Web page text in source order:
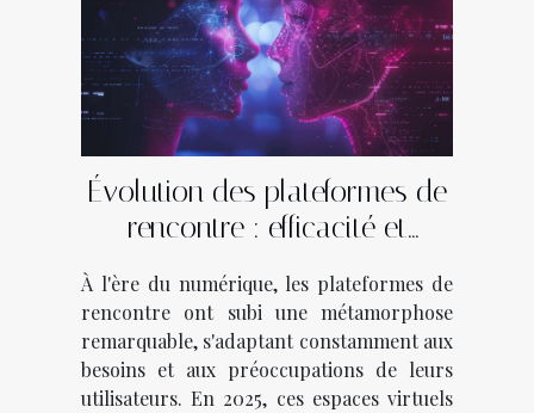
Évolution des plateformes de
rencontre : efficacité et
À l'ère du numérique, les plateformes de
rencontre ont subi une métamorphose
remarquable, s'adaptant constamment aux
besoins et aux préoccupations de leurs
utilisateurs. En 2025, ces espaces virtuels